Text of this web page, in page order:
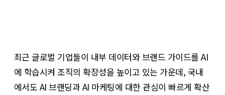
최근 글로벌 기업들이 내부 데이터와 브랜드 가이드를 AI
에 학습시켜 조직의 확장성을 높이고 있는 가운데, 국내
에서도 AI 브랜딩과 AI 마케팅에 대한 관심이 빠르게 확산